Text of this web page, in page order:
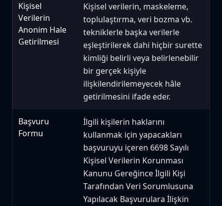
Kişisel
Verilerin
Anonim Hale
Getirilmesi
Kişisel verilerin, maskeleme,
toplulaştırma, veri bozma vb.
tekniklerle başka verilerle
eşleştirilerek dahi hiçbir surette
kimliği belirli veya belirlenebilir
bir gerçek kişiyle
ilişkilendirilemeyecek hâle
getirilmesini ifade eder.
Başvuru
Formu
İlgili kişilerin haklarını
kullanmak için yapacakları
başvuruyu içeren 6698 Sayılı
Kişisel Verilerin Korunması
Kanunu Gereğince İlgili Kişi
Tarafından Veri Sorumlusuna
Yapılacak Başvurulara İlişkin